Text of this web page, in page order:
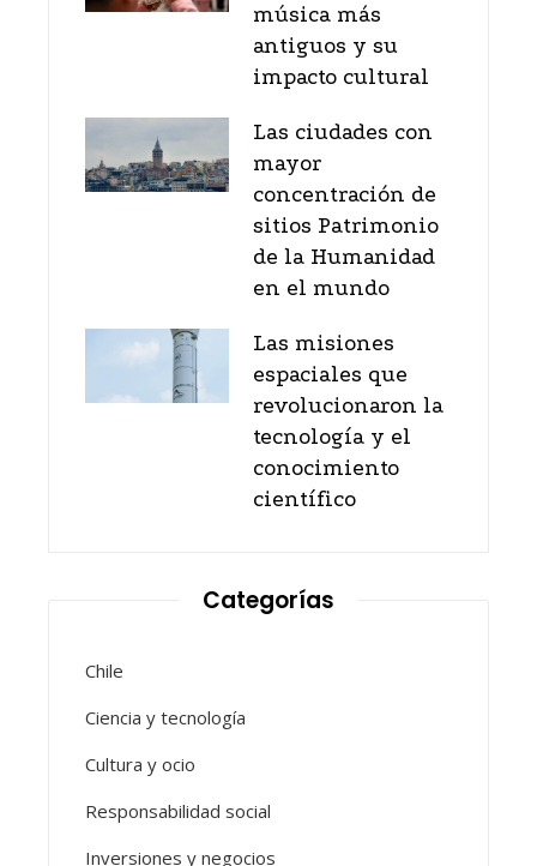
música más
antiguos y su
impacto cultural
Las ciudades con
mayor
concentración de
sitios Patrimonio
de la Humanidad
en el mundo
Las misiones
espaciales que
revolucionaron la
tecnología y el
conocimiento
científico
Categorías
Chile
Ciencia y tecnología
Cultura y ocio
Responsabilidad social
Inversiones y negocios